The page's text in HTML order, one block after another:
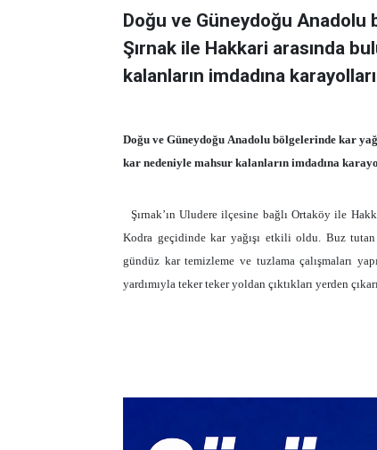
Doğu ve Güneydoğu Anadolu
Şırnak ile Hakkari arasında
kalanların imdadına
Doğu ve Güneydoğu Anadolu bölgelerinde kar
kar nedeniyle mahsur kalanların imdadına
Şırnak’ın Uludere ilçesine bağlı Ortaköy ile
Kodra geçidinde kar yağışı etkili oldu. Buz
gündüz kar temizleme ve tuzlama çalışmaları
yardımıyla teker teker yoldan çıktıkları yerden